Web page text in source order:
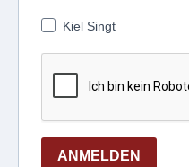
Kiel Singt
ANMELDEN